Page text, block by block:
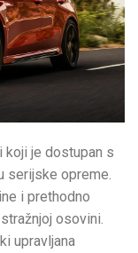
koji je dostupan s
serijske opreme.
i prethodno
osovini.
upravljana